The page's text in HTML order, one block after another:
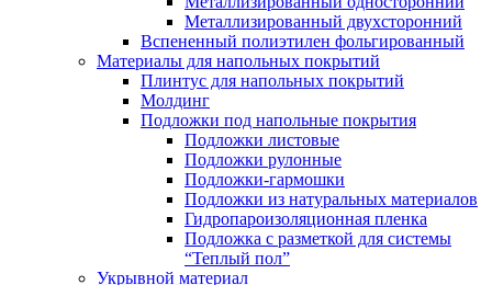
Металлизированный двухсторонний
Вспененный полиэтилен фольгированный
Материалы для напольных покрытий
Плинтус для напольных покрытий
Молдинг
Подложки под напольные покрытия
Подложки листовые
Подложки рулонные
Подложки-гармошки
Подложки из натуральных материалов
Гидропароизоляционная пленка
Подложка с разметкой для системы
“Теплый пол”
Укрывной материал